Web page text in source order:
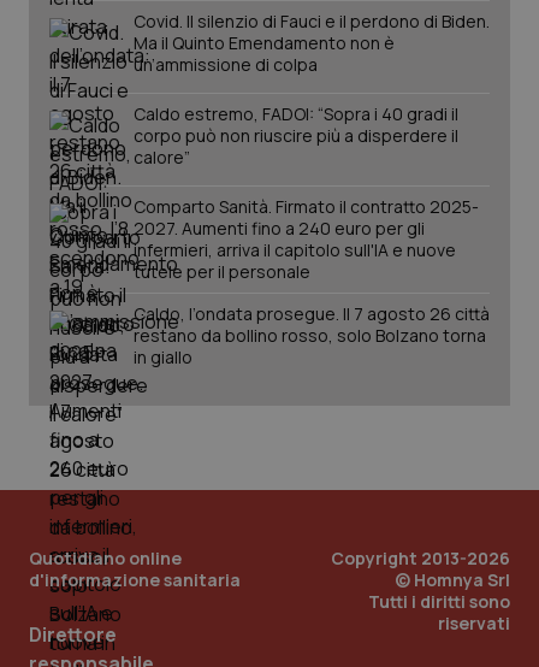
Covid. Il silenzio di Fauci e il perdono di Biden.
Ma il Quinto Emendamento non è
un’ammissione di colpa
Caldo estremo, FADOI: “Sopra i 40 gradi il
corpo può non riuscire più a disperdere il
calore”
Comparto Sanità. Firmato il contratto 2025-
2027. Aumenti fino a 240 euro per gli
infermieri, arriva il capitolo sull'IA e nuove
tutele per il personale
Caldo, l’ondata prosegue. Il 7 agosto 26 città
restano da bollino rosso, solo Bolzano torna
in giallo
Quotidiano online
d'informazione sanitaria
Direttore
Copyright 2013-2026
© Homnya Srl
Tutti i diritti sono
riservati
_ga
Google LLC
.quotidianosanita.it
PHPSESSID